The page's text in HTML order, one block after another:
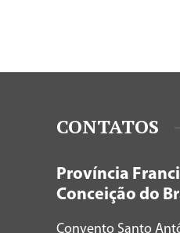
CONTATOS
Província
Conceição do
Convento Santo